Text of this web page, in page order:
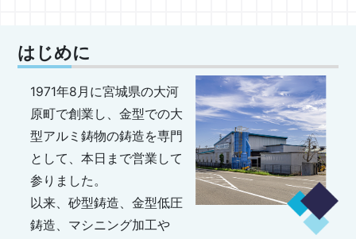
はじめに
1971年8月に宮城県の大河
原町で創業し、金型での大
型アルミ鋳物の鋳造を専門
として、本日まで営業して
参りました。
以来、砂型鋳造、金型低圧
鋳造、マシニング加工や